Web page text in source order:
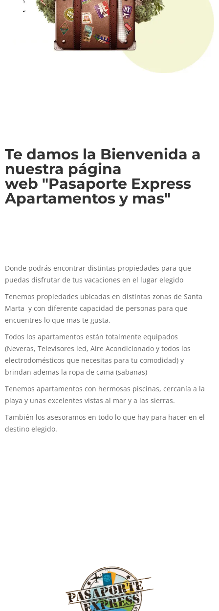
Te damos la Bienvenida a
nuestra página
web "Pasaporte Express
Apartamentos y mas"
Donde podrás encontrar distintas propiedades para que
puedas disfrutar de tus vacaciones en el lugar elegido
Tenemos propiedades ubicadas en distintas zonas de Santa
Marta y con diferente capacidad de personas para que
encuentres lo que mas te gusta.
Todos los apartamentos están totalmente equipados
(Neveras, Televisores led, Aire Acondicionado y todos los
electrodomésticos que necesitas para tu comodidad) y
brindan ademas la ropa de cama (sabanas)
Tenemos apartamentos con hermosas piscinas, cercanía a la
playa y unas excelentes vistas al mar y a las sierras.
También los asesoramos en todo lo que hay para hacer en el
destino elegido.